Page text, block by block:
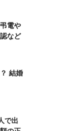
電や
など
結婚
で出